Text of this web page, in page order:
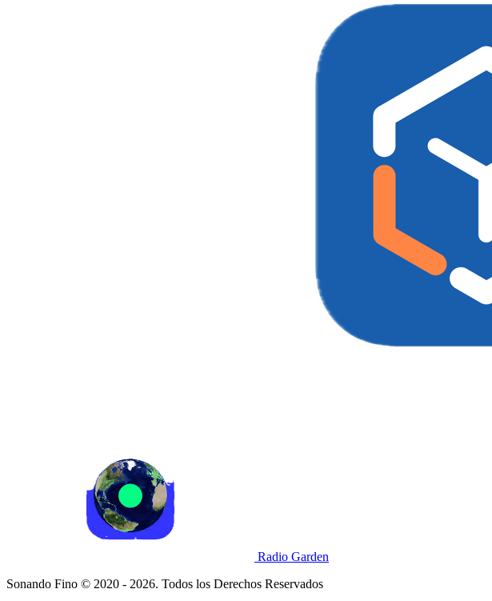
Radio Garden
Sonando Fino © 2020 - 2026. Todos los Derechos Reservados